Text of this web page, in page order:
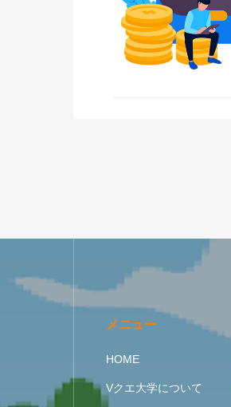
メニュー
HOME
Vクエ大学について